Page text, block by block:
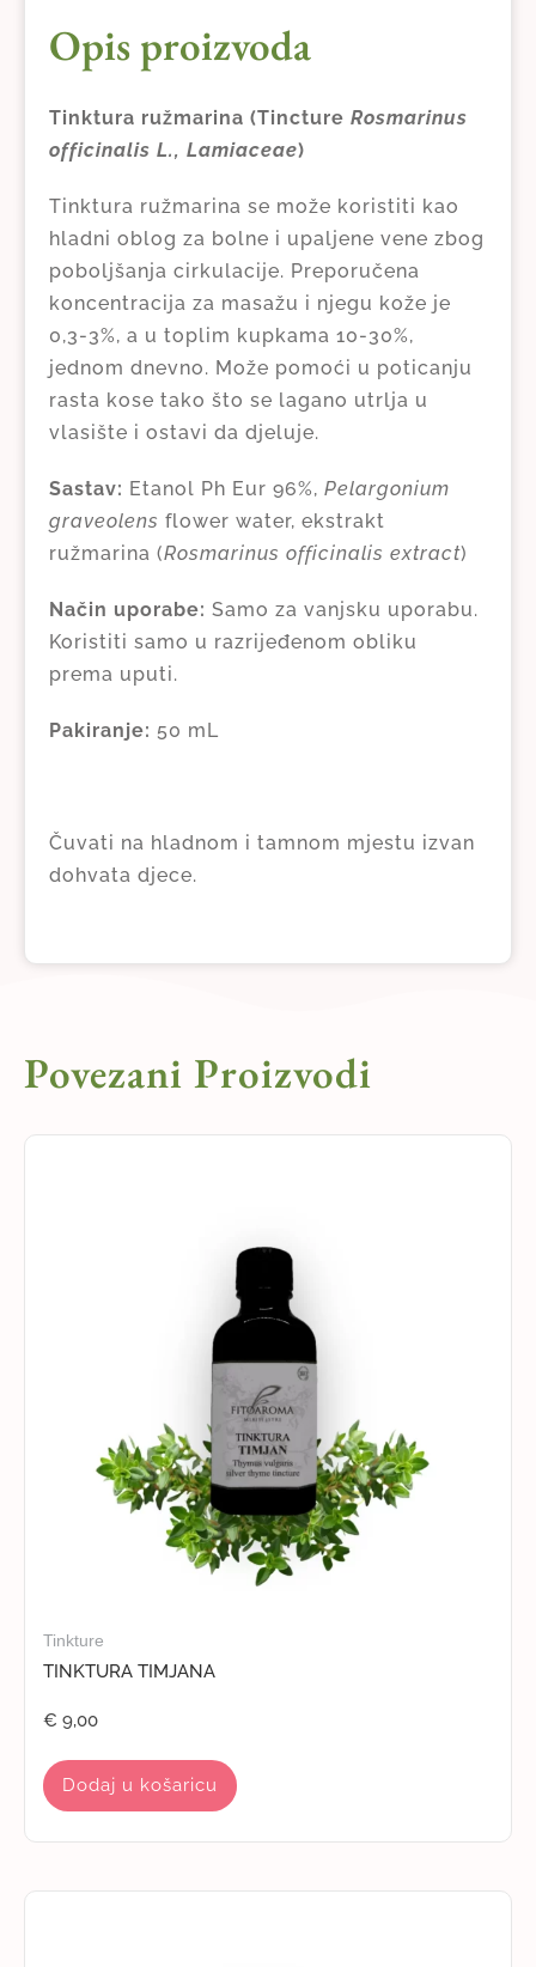
Opis proizvoda
Tinktura ružmarina (Tincture Rosmarinus
officinalis L., Lamiaceae)
Tinktura ružmarina se može koristiti kao
hladni oblog za bolne i upaljene vene zbog
poboljšanja cirkulacije. Preporučena
koncentracija za masažu i njegu kože je
0,3-3%, a u toplim kupkama 10-30%,
jednom dnevno. Može pomoći u poticanju
rasta kose tako što se lagano utrlja u
vlasište i ostavi da djeluje.
Sastav: Etanol Ph Eur 96%, Pelargonium
graveolens flower water, ekstrakt
ružmarina (Rosmarinus officinalis extract)
Način uporabe: Samo za vanjsku uporabu.
Koristiti samo u razrijeđenom obliku
prema uputi.
Pakiranje: 50 mL
Čuvati na hladnom i tamnom mjestu izvan
dohvata djece.
Povezani Proizvodi
Tinkture
TINKTURA TIMJANA
€ 9,00
Dodaj u košaricu